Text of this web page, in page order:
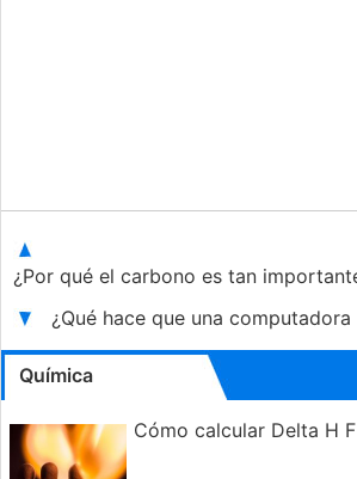
¿Por qué el carbono es tan
¿Qué hace que una
Química
Cómo calcular Delta H F